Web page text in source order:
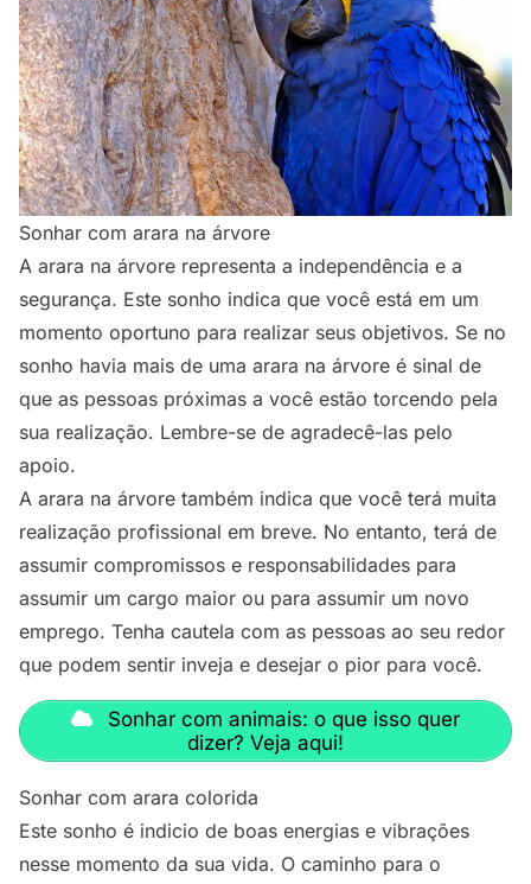
Sonhar com arara na árvore
A arara na árvore representa a independência e a
segurança. Este sonho indica que você está em um
momento oportuno para realizar seus objetivos. Se no
sonho havia mais de uma arara na árvore é sinal de
que as pessoas próximas a você estão torcendo pela
sua realização. Lembre-se de agradecê-las pelo
apoio.
A arara na árvore também indica que você terá muita
realização profissional em breve. No entanto, terá de
assumir compromissos e responsabilidades para
assumir um cargo maior ou para assumir um novo
emprego. Tenha cautela com as pessoas ao seu redor
que podem sentir inveja e desejar o pior para você.
Sonhar com animais: o que isso quer
dizer? Veja aqui!
Sonhar com arara colorida
Este sonho é indicio de boas energias e vibrações
nesse momento da sua vida. O caminho para o